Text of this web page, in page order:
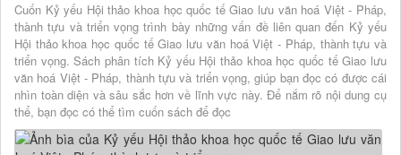
Cuốn Kỷ yếu Hội thảo khoa học quốc tế Giao lưu văn hoá Việt - Pháp,
thành tựu và triển vọng trình bày những vấn đề liên quan đến Kỷ yếu
Hội thảo khoa học quốc tế Giao lưu văn hoá Việt - Pháp, thành tựu và
triển vọng. Sách phân tích Kỷ yếu Hội thảo khoa học quốc tế Giao lưu
văn hoá Việt - Pháp, thành tựu và triển vọng, giúp bạn đọc có được cái
nhìn toàn diện và sâu sắc hơn về lĩnh vực này. Để nắm rõ nội dung cụ
thể, bạn đọc có thể tìm cuốn sách để đọc